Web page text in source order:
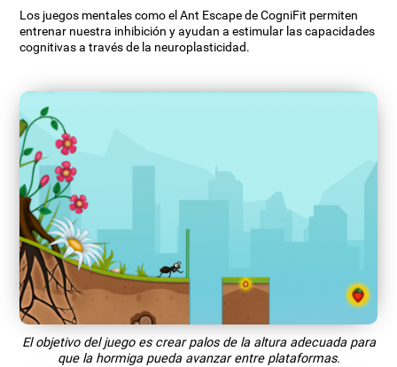
Los juegos mentales como el Ant Escape de CogniFit permiten
entrenar nuestra inhibición y ayudan a estimular las capacidades
cognitivas a través de la neuroplasticidad.
El objetivo del juego es crear palos de la altura adecuada para
que la hormiga pueda avanzar entre plataformas.